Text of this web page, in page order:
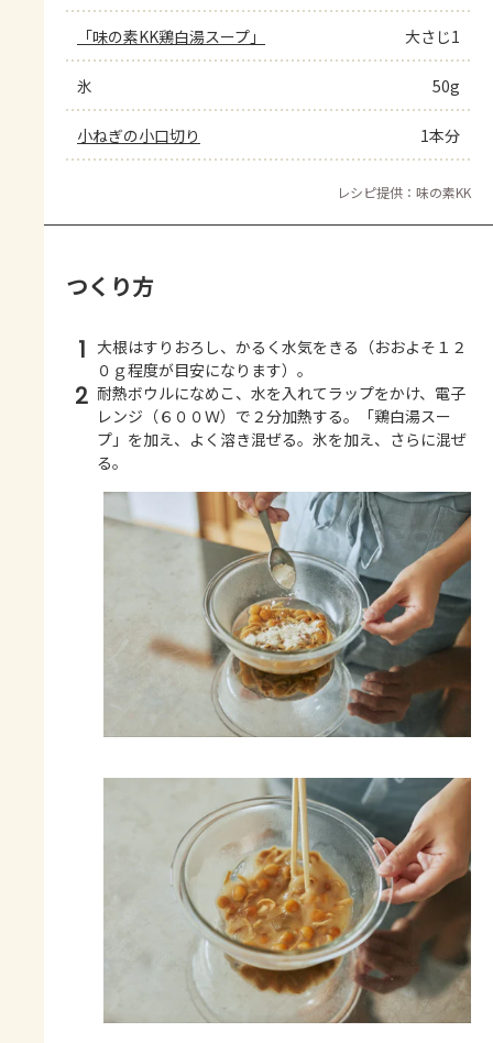
「味の素KK鶏白湯スープ」 大さじ1
氷 50g
小ねぎの小口切り 1本分
レシピ提供：味の素KK
つくり方
1 大根はすりおろし、かるく水気をきる（おおよそ１２
０ｇ程度が目安になります）。
2 耐熱ボウルになめこ、水を入れてラップをかけ、電子
レンジ（６００Ｗ）で２分加熱する。「鶏白湯スー
プ」を加え、よく溶き混ぜる。氷を加え、さらに混ぜ
る。